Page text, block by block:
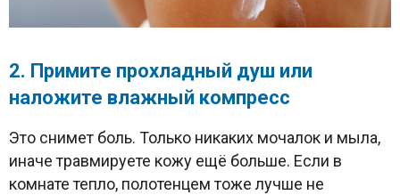
2. Примите прохладный душ или
наложите влажный компресс
Это снимет боль. Только никаких мочалок и мыла,
иначе травмируете кожу ещё больше. Если в
комнате тепло, полотенцем тоже лучше не